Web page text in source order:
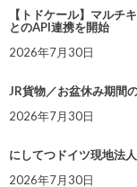
【トドケール】マルチ
とのAPI連携を開始
2026年7月30日
JR貨物／お盆休み期間
2026年7月30日
にしてつドイツ現地法
2026年7月30日